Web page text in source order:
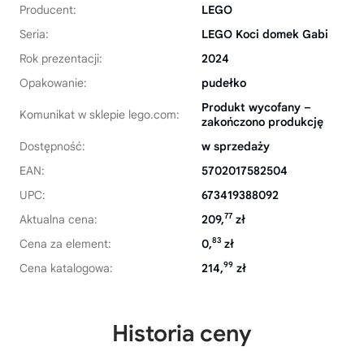
Producent:
LEGO
Seria:
LEGO Koci domek Gabi
Rok prezentacji:
2024
Opakowanie:
pudełko
Komunikat w sklepie lego.com:
Produkt wycofany –
zakończono produkcję
Dostępność:
w sprzedaży
EAN:
5702017582504
UPC:
673419388092
Aktualna cena:
209,77 zł
Cena za element:
0,83 zł
Cena katalogowa:
214,99 zł
Historia ceny